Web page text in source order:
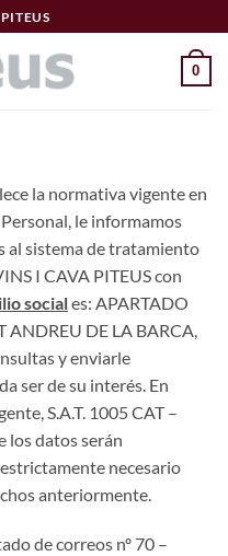
0
la normativa vigente en
le informamos
al sistema de tratamiento
I CAVA PITEUS con
sociales: APARTADO
ANDREU DE LA BARCA,
y enviarle
ser de su interés. En
S.A.T. 1005 CAT –
los datos serán
necesario
anteriormente.
de correos nº 70 –